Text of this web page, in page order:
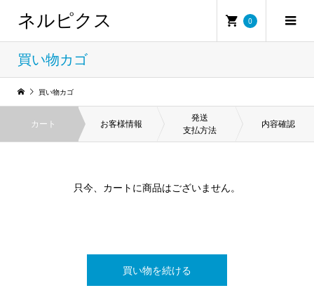
ネルピクス 0
買い物カゴ
買い物カゴ
カート お客様情報
発送
支払方法
内容確認
只今、カートに商品はございません。